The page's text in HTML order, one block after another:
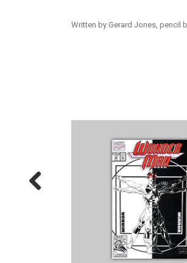
Written by Gerard Jones, pencil